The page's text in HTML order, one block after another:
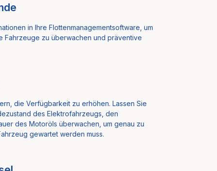
in Ihre Flottenmanagementsoftware, um
Fahrzeuge zu überwachen und präventive
die Verfügbarkeit zu erhöhen. Lassen Sie
des Elektrofahrzeugs, den
des Motoröls überwachen, um genau zu
gewartet werden muss.